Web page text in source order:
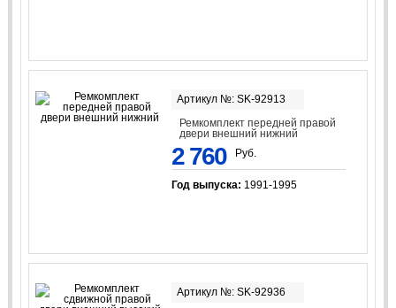
Артикул №: SK-92913
Ремкомплект передней правой
двери внешний нижний
2 760 Руб.
Год выпуска: 1991-1995
Артикул №: SK-92936